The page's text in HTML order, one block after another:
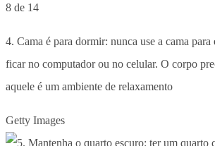
8 de 14
4. Cama é para dormir: nunca use a cama para
ficar no computador ou no celular. O corpo
aquele é um ambiente de relaxamento
Getty Images